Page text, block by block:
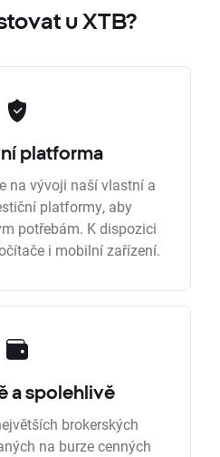
u XTB?
platforma
na vývoji naší vlastní a
platformy, aby
potřebám. K dispozici
i mobilní zařízení.
a spolehlivě
brokerských
na burze cenných